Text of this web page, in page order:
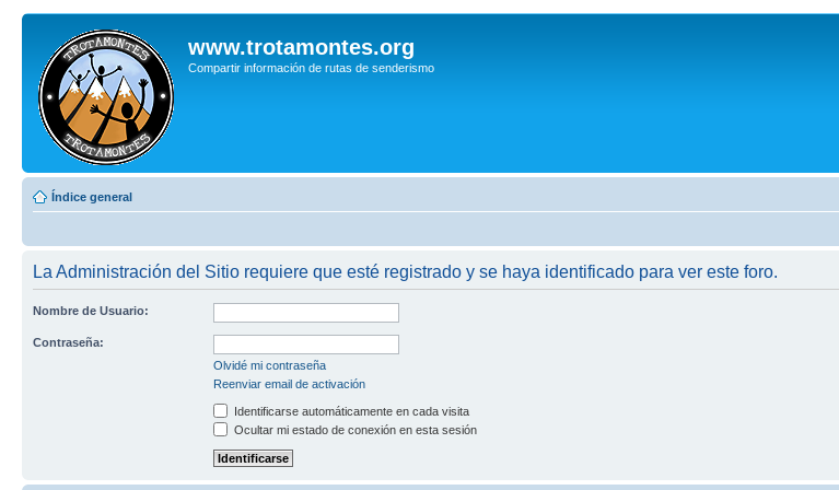
www.trotamontes.org
Compartir información de rutas de senderismo
Índice general
La Administración del Sitio requiere que esté registrado y se haya identificado para ver este foro.
Nombre de Usuario:
Contraseña:
Olvidé mi contraseña
Reenviar email de activación
Identificarse automáticamente en cada visita
Ocultar mi estado de conexión en esta sesión